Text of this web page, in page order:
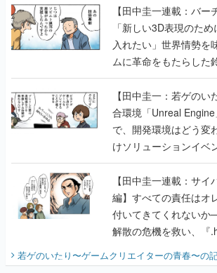
【田中圭一連載：バー
「新しい3D表現のた
入れたい」世界情勢を
ムに革命をもたらした
のいたり】
【田中圭一：若ゲの
合環境「Unreal
で、開発環境はどう変
けソリューションイベ
に行って、より理解を
【田中圭一連載：サイ
編】すべての責任はオ
付いてきてくれないか
解散の危機を救い、『
『少年ジャンプ』色だ
若ゲのいたり〜ゲームクリエイターの青春〜の